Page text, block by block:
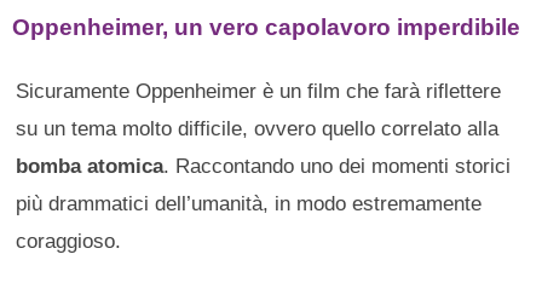
Oppenheimer, un vero capolavoro imperdibile
Sicuramente Oppenheimer è un film che farà riflettere
su un tema molto difficile, ovvero quello correlato alla
bomba atomica. Raccontando uno dei momenti storici
più drammatici dell’umanità, in modo estremamente
coraggioso.